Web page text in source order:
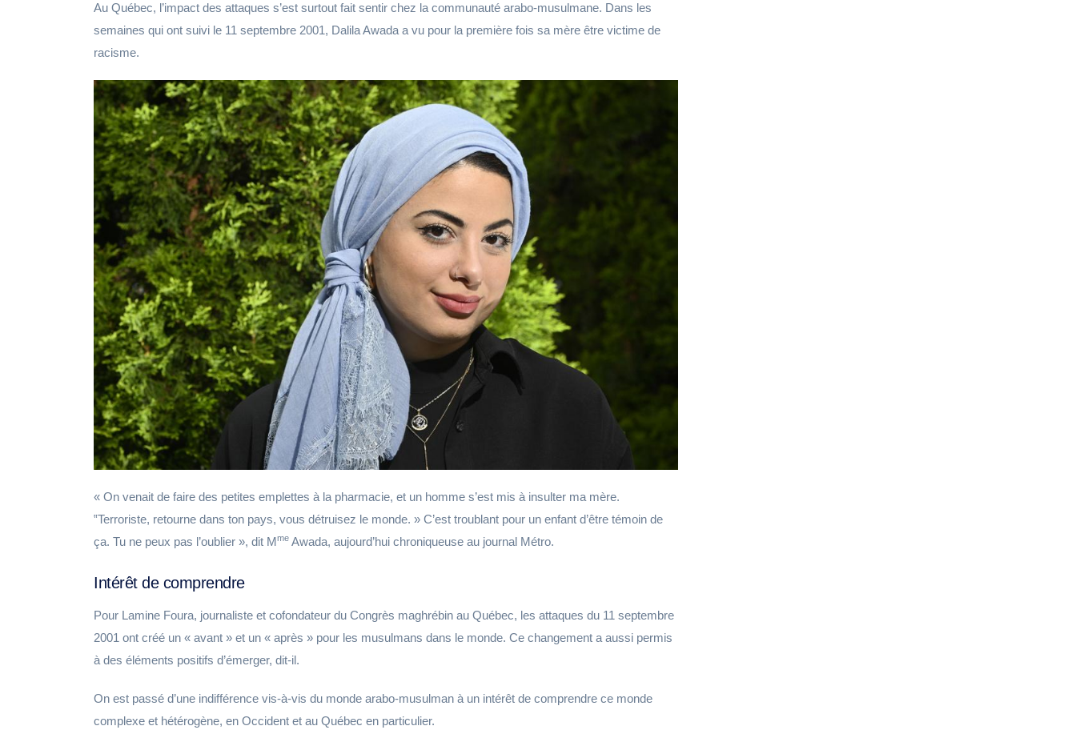
Au Québec, l’impact des attaques s’est surtout fait sentir chez la communauté arabo-musulmane. Dans les
semaines qui ont suivi le 11 septembre 2001, Dalila Awada a vu pour la première fois sa mère être victime de
racisme.
« On venait de faire des petites emplettes à la pharmacie, et un homme s’est mis à insulter ma mère.
‟Terroriste, retourne dans ton pays, vous détruisez le monde. » C’est troublant pour un enfant d’être témoin de
ça. Tu ne peux pas l’oublier », dit Mme Awada, aujourd’hui chroniqueuse au journal Métro.
Intérêt de comprendre
Pour Lamine Foura, journaliste et cofondateur du Congrès maghrébin au Québec, les attaques du 11 septembre
2001 ont créé un « avant » et un « après » pour les musulmans dans le monde. Ce changement a aussi permis
à des éléments positifs d’émerger, dit-il.
On est passé d’une indifférence vis-à-vis du monde arabo-musulman à un intérêt de comprendre ce monde
complexe et hétérogène, en Occident et au Québec en particulier.